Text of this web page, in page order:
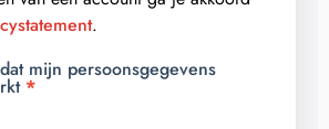
.
mijn persoonsgegevens